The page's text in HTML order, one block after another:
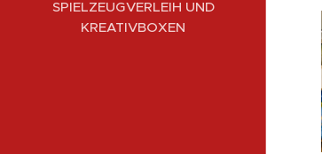
SPIELZEUGVERLEIH UND
KREATIVBOXEN